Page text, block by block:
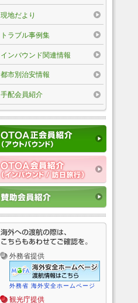
現地だより
トラブル事例集
インバウンド関連情報
都市別治安情報
手配会員紹介
外務省提供
外務省 海外安全ホームページ
観光庁提供